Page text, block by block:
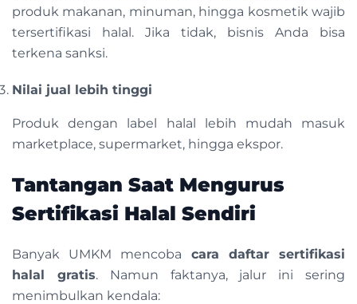
produk makanan, minuman, hingga kosmetik wajib
tersertifikasi halal. Jika tidak, bisnis Anda bisa
terkena sanksi.
Nilai jual lebih tinggi
Produk dengan label halal lebih mudah masuk
marketplace, supermarket, hingga ekspor.
Tantangan Saat Mengurus
Sertifikasi Halal Sendiri
Banyak UMKM mencoba cara daftar sertifikasi
halal gratis. Namun faktanya, jalur ini sering
menimbulkan kendala: